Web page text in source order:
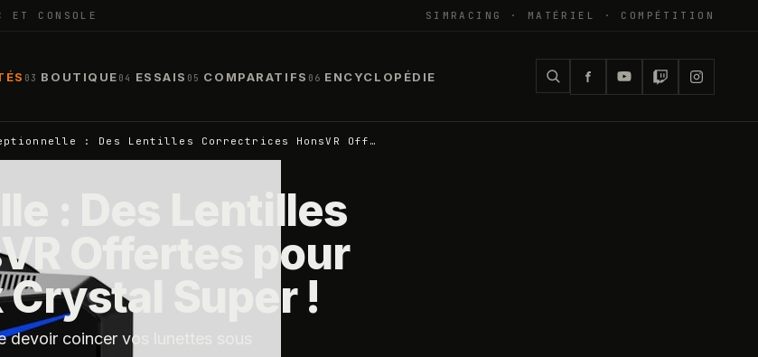
CONSOLE SIMRACING · MATÉRIEL · COMPÉTITION
03 BOUTIQUE 04 ESSAIS 05 COMPARATIFS 06 ENCYCLOPÉDIE
: Des Lentilles Correctrices HonsVR Off…
: Des Lentilles
Offertes pour
Crystal Super !
devoir coincer vos lunettes sous